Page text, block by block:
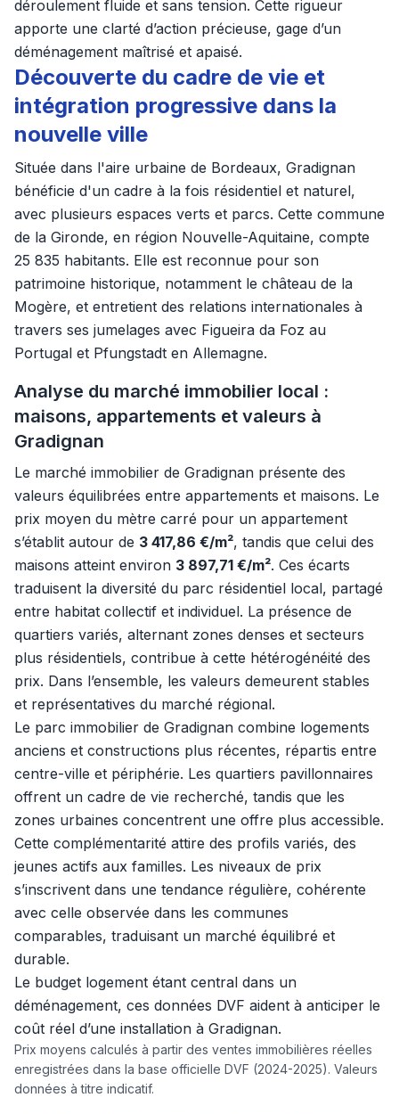
déroulement fluide et sans tension. Cette rigueur
apporte une clarté d’action précieuse, gage d’un
déménagement maîtrisé et apaisé.
Découverte du cadre de vie et
intégration progressive dans la
nouvelle ville
Située dans l'aire urbaine de Bordeaux, Gradignan
bénéficie d'un cadre à la fois résidentiel et naturel,
avec plusieurs espaces verts et parcs. Cette commune
de la Gironde, en région Nouvelle-Aquitaine, compte
25 835 habitants. Elle est reconnue pour son
patrimoine historique, notamment le château de la
Mogère, et entretient des relations internationales à
travers ses jumelages avec Figueira da Foz au
Portugal et Pfungstadt en Allemagne.
Analyse du marché immobilier local :
maisons, appartements et valeurs à
Gradignan
Le marché immobilier de Gradignan présente des
valeurs équilibrées entre appartements et maisons. Le
prix moyen du mètre carré pour un appartement
s’établit autour de 3 417,86 €/m², tandis que celui des
maisons atteint environ 3 897,71 €/m². Ces écarts
traduisent la diversité du parc résidentiel local, partagé
entre habitat collectif et individuel. La présence de
quartiers variés, alternant zones denses et secteurs
plus résidentiels, contribue à cette hétérogénéité des
prix. Dans l’ensemble, les valeurs demeurent stables
et représentatives du marché régional.
Le parc immobilier de Gradignan combine logements
anciens et constructions plus récentes, répartis entre
centre-ville et périphérie. Les quartiers pavillonnaires
offrent un cadre de vie recherché, tandis que les
zones urbaines concentrent une offre plus accessible.
Cette complémentarité attire des profils variés, des
jeunes actifs aux familles. Les niveaux de prix
s’inscrivent dans une tendance régulière, cohérente
avec celle observée dans les communes
comparables, traduisant un marché équilibré et
durable.
Le budget logement étant central dans un
déménagement, ces données DVF aident à anticiper le
coût réel d’une installation à Gradignan.
Prix moyens calculés à partir des ventes immobilières réelles
enregistrées dans la base officielle DVF (2024-2025). Valeurs
données à titre indicatif.